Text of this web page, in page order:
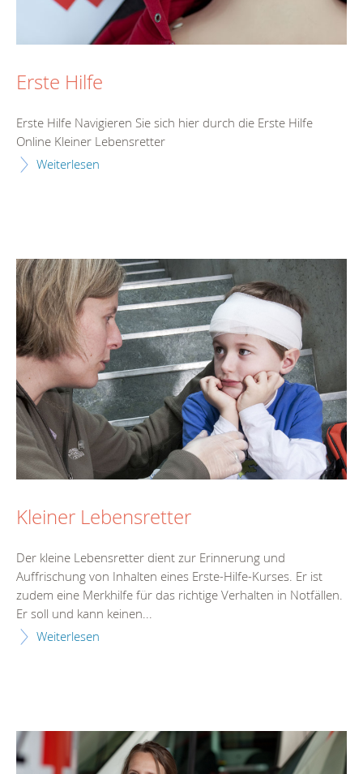
Erste Hilfe
Erste Hilfe Navigieren Sie sich hier durch die Erste Hilfe
Online Kleiner Lebensretter
Weiterlesen
Kleiner Lebensretter
Der kleine Lebensretter dient zur Erinnerung und
Auffrischung von Inhalten eines Erste-Hilfe-Kurses. Er ist
zudem eine Merkhilfe für das richtige Verhalten in Notfällen.
Er soll und kann keinen...
Weiterlesen